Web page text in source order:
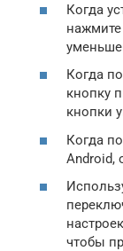
Когда
Когда
кнопку
кнопки
Когда
Android,
чтобы